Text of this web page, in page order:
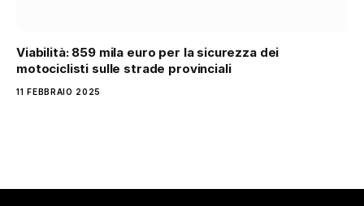
Viabilità: 859 mila euro per la sicurezza dei
motociclisti sulle strade provinciali
11 FEBBRAIO 2025